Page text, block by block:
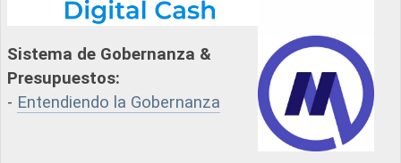
Sistema de Gobernanza &
Presupuestos:
- Entendiendo la Gobernanza